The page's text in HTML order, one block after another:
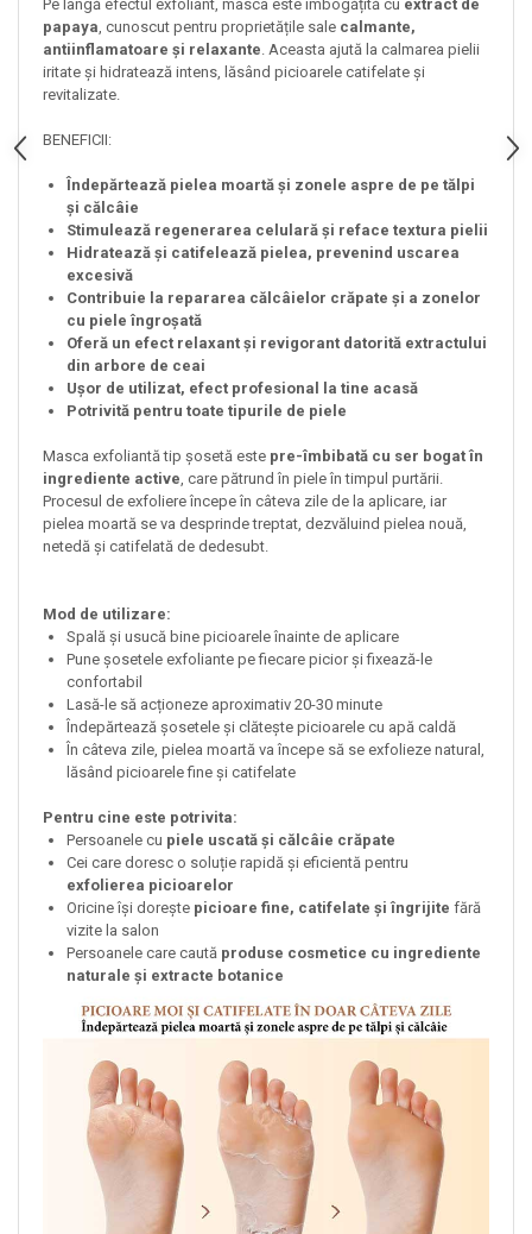
Pe lângă efectul exfoliant, masca este îmbogățită cu extract de
papaya, cunoscut pentru proprietățile sale calmante,
antiinflamatoare și relaxante. Aceasta ajută la calmarea pielii
iritate și hidratează intens, lăsând picioarele catifelate și
revitalizate.
BENEFICII:
Îndepărtează pielea moartă și zonele aspre de pe tălpi
și călcâie
Stimulează regenerarea celulară și reface textura pielii
Hidratează și catifelează pielea, prevenind uscarea
excesivă
Contribuie la repararea călcâielor crăpate și a zonelor
cu piele îngroșată
Oferă un efect relaxant și revigorant datorită extractului
din arbore de ceai
Ușor de utilizat, efect profesional la tine acasă
Potrivită pentru toate tipurile de piele
Masca exfoliantă tip șosetă este pre-îmbibată cu ser bogat în
ingrediente active, care pătrund în piele în timpul purtării.
Procesul de exfoliere începe în câteva zile de la aplicare, iar
pielea moartă se va desprinde treptat, dezvăluind pielea nouă,
netedă și catifelată de dedesubt.
Mod de utilizare:
Spală și usucă bine picioarele înainte de aplicare
Pune șosetele exfoliante pe fiecare picior și fixează-le
confortabil
Lasă-le să acționeze aproximativ 20-30 minute
Îndepărtează șosetele și clătește picioarele cu apă caldă
În câteva zile, pielea moartă va începe să se exfolieze natural,
lăsând picioarele fine și catifelate
Pentru cine este potrivita:
Persoanele cu piele uscată și călcâie crăpate
Cei care doresc o soluție rapidă și eficientă pentru
exfolierea picioarelor
Oricine își dorește picioare fine, catifelate și îngrijite fără
vizite la salon
Persoanele care caută produse cosmetice cu ingrediente
naturale și extracte botanice